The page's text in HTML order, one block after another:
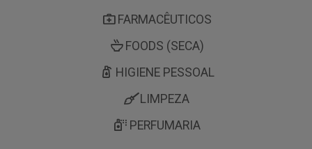
FARMACÊUTICOS
FOODS (SECA)
HIGIENE PESSOAL
LIMPEZA
PERFUMARIA